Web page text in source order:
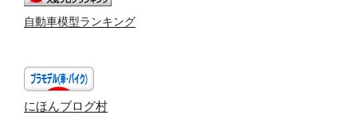
自動車模型ランキング
にほんブログ村